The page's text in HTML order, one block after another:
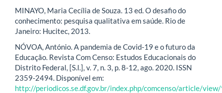
MINAYO, Maria Cecília de Souza. 13 ed. O desafio do
conhecimento: pesquisa qualitativa em saúde. Rio de
Janeiro: Hucitec, 2013.
NÓVOA, António. A pandemia de Covid-19 e o futuro da
Educação. Revista Com Censo: Estudos Educacionais do
Distrito Federal, [S.l.], v. 7, n. 3, p. 8-12, ago. 2020. ISSN
2359-2494. Disponível em:
http://periodicos.se.df.gov.br/index.php/comcenso/article/